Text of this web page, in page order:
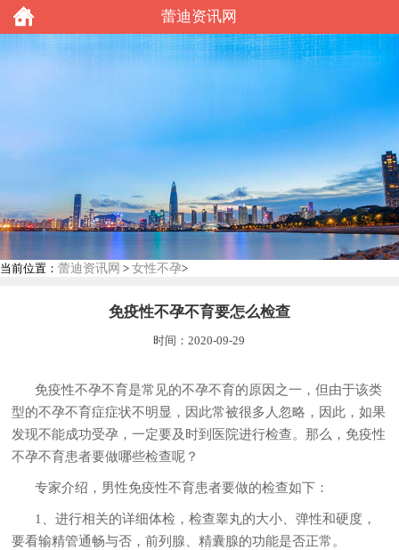
蕾迪资讯网
当前位置： 蕾迪资讯网 > 女性不孕>
免疫性不孕不育要怎么检查
时间：2020-09-29
免疫性不孕不育是常见的不孕不育的原因之一，但由于该类
型的不孕不育症症状不明显，因此常被很多人忽略，因此，如果
发现不能成功受孕，一定要及时到医院进行检查。那么，免疫性
不孕不育患者要做哪些检查呢？
专家介绍，男性免疫性不育患者要做的检查如下：
1、进行相关的详细体检，检查睾丸的大小、弹性和硬度，
要看输精管通畅与否，前列腺、精囊腺的功能是否正常。